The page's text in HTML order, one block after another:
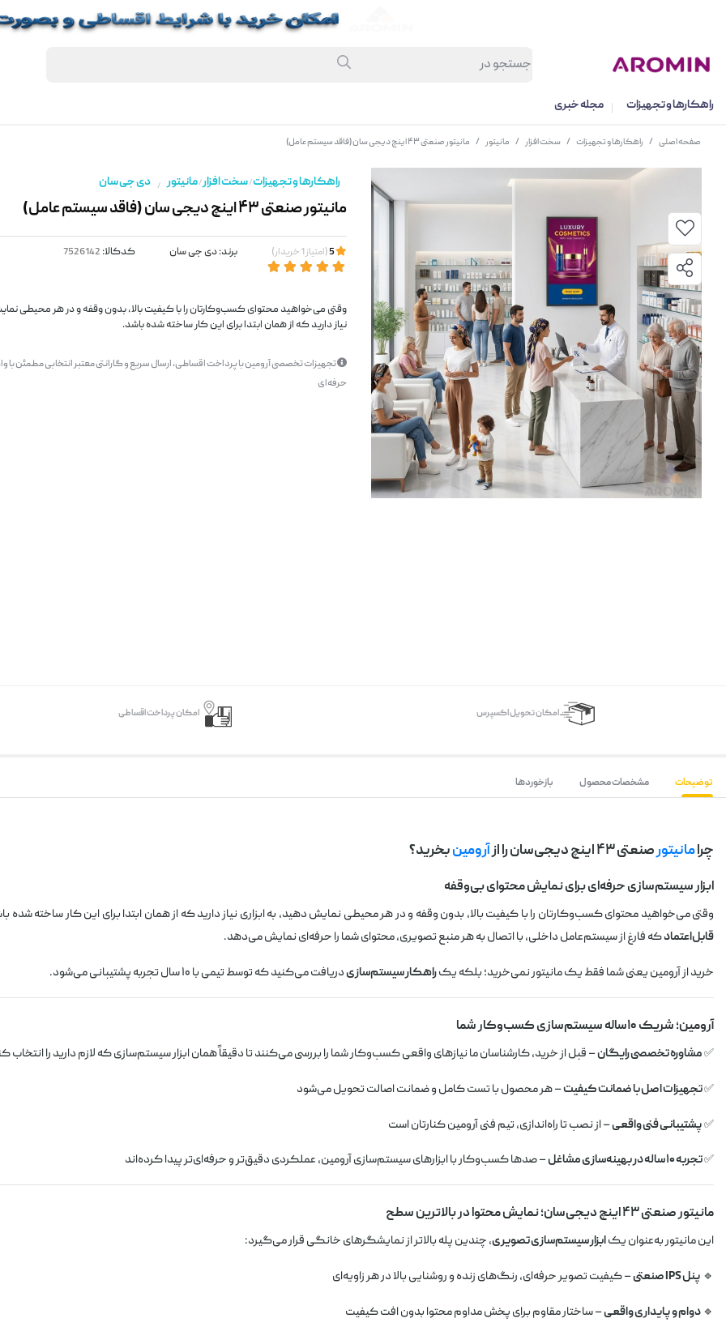
راهکارها و تجهیزات مجله خبری
صفحه اصلی / راهکارها و تجهیزات / سخت افزار / مانیتور / مانیتور صنعتی ۴۳ اینچ دیجی سان (فاقد سیستم‌ عامل)
راهکارها و تجهیزات/سخت افزار/مانیتور / دی جی سان
مانیتور صنعتی ۴۳ اینچ دیجی سان (فاقد سیستم‌ عامل)
(امتیاز1خریدار) برند:دی جی سان کدکالا:
وقتی می‌خواهید محتوای کسب‌وکارتان را با کیفیت بالا، بدون وقفه و در هر محیطی
نیاز دارید که از همان ابتدا برای این کار ساخته شده باشد.
تجهیزات تخصصی آرومین با پرداخت اقساطی، ارسال سریع و گارانتی معتبر انتخابی مطمئن با
حرفه‌ای
اﻣﮑﺎن ﺗﺤﻮﯾﻞ اﮐﺴﭙﺮس امکان پرداخت اقساطی
توضیحات مشخصات محصول بازخوردها
چرامانیتورصنعتی ۴۳ اینچ دیجی‌سان را از آرومینبخرید؟
ابزار سیستم‌سازی حرفه‌ای برای نمایش محتوای بی‌وقفه
وقتی می‌خواهید محتوای کسب‌وکارتان را با کیفیت بالا، بدون وقفه و در هر محیطی نمایش دهید، به ابزاری نیاز دارید که از همان ابتدا برای این کار ساخته شده باشد. مانیتور صنعتی ۴۳ اینچ
قابل‌اعتمادکه فارغ از سیستم‌عامل داخلی، با اتصال به هر منبع تصویری، محتوای شما را حرفه‌ای نمایش می‌دهد.
خرید از آرومین یعنی شما فقط یک مانیتور نمی‌خرید؛ بلکه یکراهکار سیستم‌سازیدریافت می‌کنید که توسط تیمی با ۱۰ سال تجربه پشتیبانی می‌شود.
آرومین؛ شریک ۱۰ساله سیستم‌سازی کسب‌وکار شما
✅مشاوره تخصصی رایگان– قبل از خرید، کارشناسان ما نیازهای واقعی کسب‌وکار شما را بررسی می‌کنند تا دقیقاً همان ابزار سیستم‌سازی که لازم دارید را انتخاب
✅تجهیزات اصل با ضمانت کیفیت– هر محصول با تست کامل و ضمانت اصالت تحویل می‌شود
✅پشتیبانی فنی واقعی– از نصب تا راه‌اندازی، تیم فنی آرومین کنارتان است
✅تجربه ۱۰ ساله در بهینه‌سازی مشاغل – صدها کسب‌وکار با ابزارهای سیستم‌سازی آرومین، عملکردی دقیق‌تر و حرفه‌ای‌تر پیدا کرده‌اند
مانیتور صنعتی ۴۳ اینچ دیجی‌سان؛ نمایش محتوا در بالاترین سطح
این مانیتور به‌عنوان یکابزار سیستم‌سازی تصویری، چندین پله بالاتر از نمایشگرهای خانگی قرار می‌گیرد:
🔹 پنل IPS صنعتی – کیفیت تصویر حرفه‌ای، رنگ‌های زنده و روشنایی بالا در هر زاویه‌ای
🔹 دوام و پایداری واقعی– ساختار مقاوم برای پخش مداوم محتوا بدون افت کیفیت